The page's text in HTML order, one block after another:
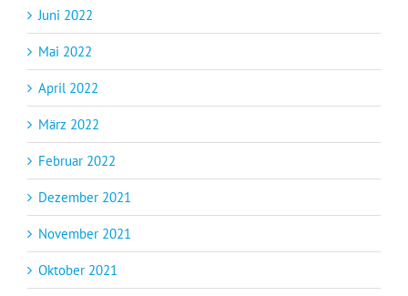
Juni 2022
Mai 2022
April 2022
März 2022
Februar 2022
Dezember 2021
November 2021
Oktober 2021